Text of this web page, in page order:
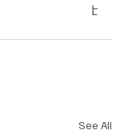
է
See All